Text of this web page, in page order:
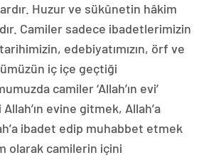
Huzur ve sükûnetin hâkim
Camiler sadece ibadetlerimizin
edebiyatımızın, örf ve
iç içe geçtiği
camiler ‘Allah’ın evi’
evine gitmek, Allah’a
ibadet edip muhabbet etmek
olarak camilerin içini